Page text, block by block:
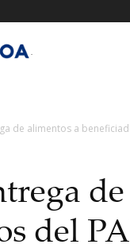
de alimentos a
del